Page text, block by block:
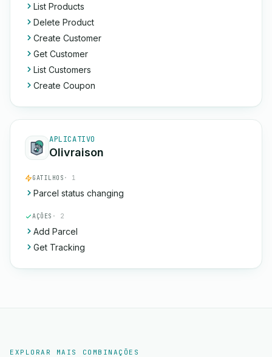
List Products
Delete Product
Create Customer
Get Customer
List Customers
Create Coupon
APLICATIVO
Olivraison
GATILHOS · 1
Parcel status changing
AÇÕES · 2
Add Parcel
Get Tracking
EXPLORAR MAIS COMBINAÇÕES